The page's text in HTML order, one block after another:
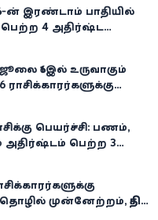
ன் இரண்டாம் பாதியில்
4 அதிர்ஷ்ட
16இல் உருவாகும்
பெயர்ச்சி: பணம்,
அதிர்ஷ்டம் பெற்ற 3
முன்னேற்றம், நிதி